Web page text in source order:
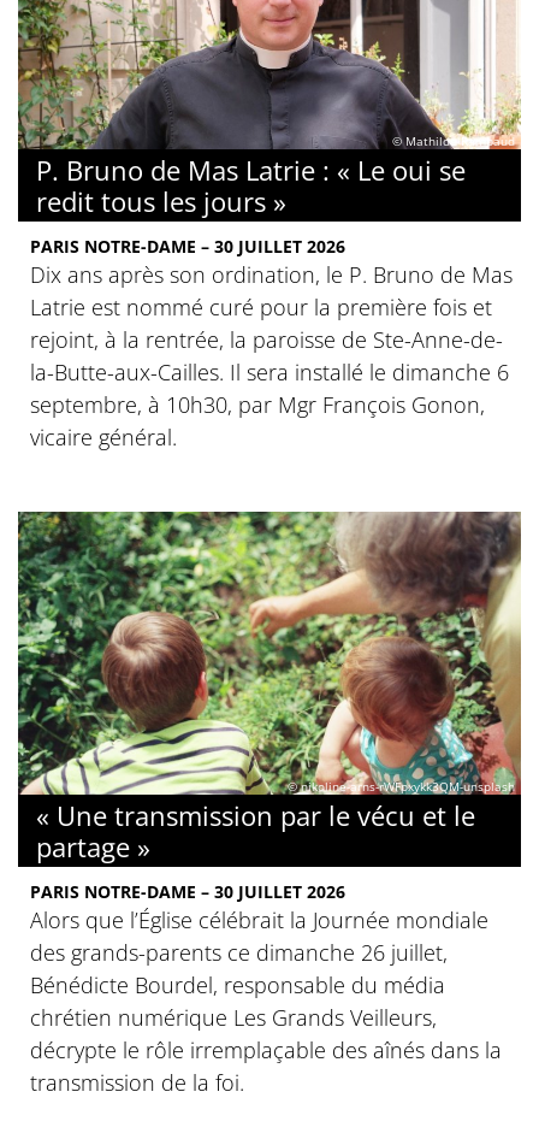
© Mathilde Rambaud
P. Bruno de Mas Latrie : « Le oui se
redit tous les jours »
PARIS NOTRE-DAME – 30 JUILLET 2026
Dix ans après son ordination, le P. Bruno de Mas
Latrie est nommé curé pour la première fois et
rejoint, à la rentrée, la paroisse de Ste-Anne-de-
la-Butte-aux-Cailles. Il sera installé le dimanche 6
septembre, à 10h30, par Mgr François Gonon,
vicaire général.
© nikoline-arns-rWFpxykk3QM-unsplash
« Une transmission par le vécu et le
partage »
PARIS NOTRE-DAME – 30 JUILLET 2026
Alors que l’Église célébrait la Journée mondiale
des grands-parents ce dimanche 26 juillet,
Bénédicte Bourdel, responsable du média
chrétien numérique Les Grands Veilleurs,
décrypte le rôle irremplaçable des aînés dans la
transmission de la foi.